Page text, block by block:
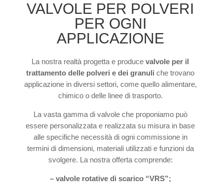
VALVOLE PER POLVERI
PER OGNI
APPLICAZIONE
La nostra realtà progetta e producevalvole per il
trattamento delle polveri e dei granuliche trovano
applicazione in diversi settori, come quello alimentare,
chimico o delle linee di trasporto.
La vasta gamma di valvole che proponiamo può
essere personalizzata e realizzata su misura in base
alle specifiche necessità di ogni commissione in
termini di dimensioni, materiali utilizzati e funzioni da
svolgere. La nostra offerta comprende:
– valvole rotative di scarico “VRS”;